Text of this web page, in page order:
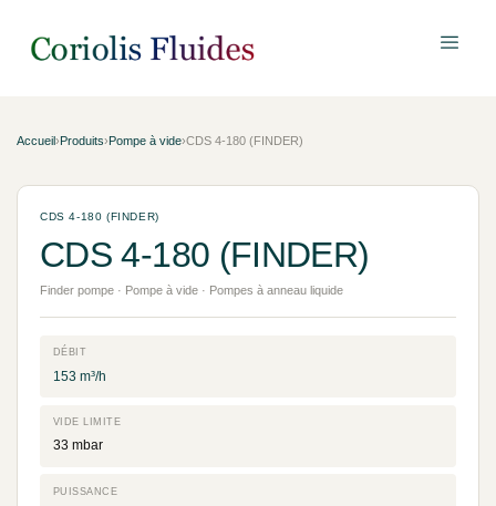
Accueil›Produits›Pompe à vide›CDS 4-180 (FINDER)
CDS 4-180 (FINDER)
CDS 4-180 (FINDER)
Finder pompe · Pompe à vide · Pompes à anneau liquide
DÉBIT
153 m³/h
VIDE LIMITE
33 mbar
PUISSANCE